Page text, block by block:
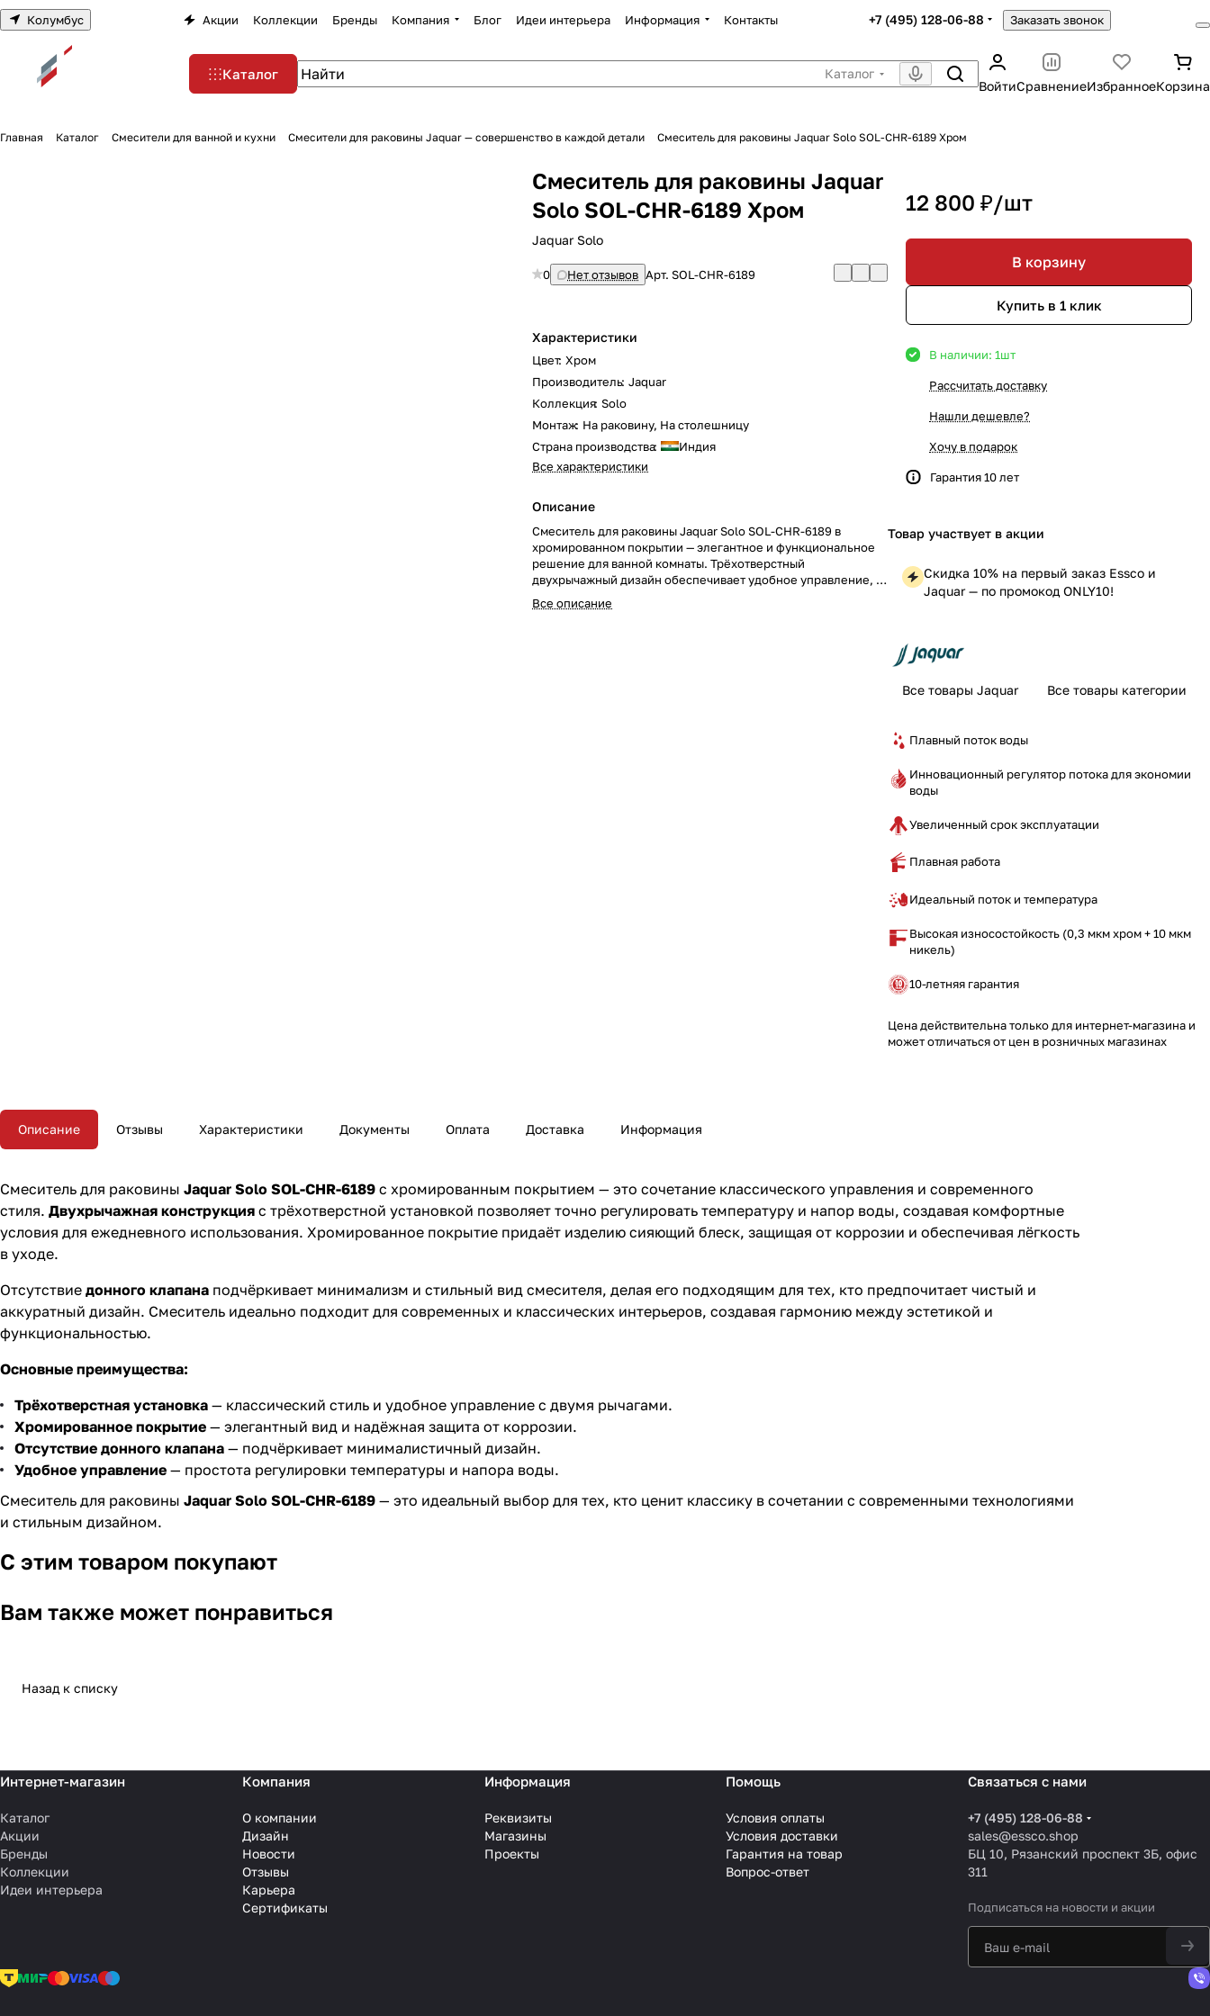
Колумбус Акции Коллекции Бренды Компания Блог Идеи интерьера Информация Контакты +7 (495) 128-06-88 Заказать звонок
Каталог
Каталог
ВойтиСравнениеИзбранноеКорзина
Главная Каталог Смесители для ванной и кухни Смесители для раковины Jaquar — совершенство в каждой детали Смеситель для раковины Jaquar Solo SOL-CHR-6189 Хром
Смеситель для раковины Jaquar
Solo SOL-CHR-6189 Хром
Jaquar Solo
0 Нет отзывов Арт. SOL-CHR-6189
Характеристики
Цвет: Хром
Производитель: Jaquar
Коллекция: Solo
Монтаж: На раковину, На столешницу
Страна производства:
Индия
Все характеристики
Описание
Смеситель для раковины Jaquar Solo SOL-CHR-6189 в
хромированном покрытии — элегантное и функциональное
решение для ванной комнаты. Трёхотверстный
двухрычажный дизайн обеспечивает удобное управление, а
отсутствие донного клапана делает изделие ещё более
стильным и минималистичным.
Все описание
12 800 ₽/шт
В корзину
Купить в 1 клик
В наличии: 1шт
Рассчитать доставку
Нашли дешевле?
Хочу в подарок
Гарантия 10 лет
Товар участвует в акции
Скидка 10% на первый заказ Essco и
Jaquar — по промокод ONLY10!
Все товары Jaquar Все товары категории
Плавный поток воды
Инновационный регулятор потока для экономии
воды
Увеличенный срок эксплуатации
Плавная работа
Идеальный поток и температура
Высокая износостойкость (0,3 мкм хром + 10 мкм
никель)
10-летняя гарантия
Цена действительна только для интернет-магазина и
может отличаться от цен в розничных магазинах
Описание Отзывы Характеристики Документы Оплата Доставка Информация
Смеситель для раковины Jaquar Solo SOL-CHR-6189 с хромированным покрытием — это сочетание классического управления и современного
стиля. Двухрычажная конструкция с трёхотверстной установкой позволяет точно регулировать температуру и напор воды, создавая комфортные
условия для ежедневного использования. Хромированное покрытие придаёт изделию сияющий блеск, защищая от коррозии и обеспечивая лёгкость
в уходе.
Отсутствие донного клапана подчёркивает минимализм и стильный вид смесителя, делая его подходящим для тех, кто предпочитает чистый и
аккуратный дизайн. Смеситель идеально подходит для современных и классических интерьеров, создавая гармонию между эстетикой и
функциональностью.
Основные преимущества:
Трёхотверстная установка — классический стиль и удобное управление с двумя рычагами.
Хромированное покрытие — элегантный вид и надёжная защита от коррозии.
Отсутствие донного клапана — подчёркивает минималистичный дизайн.
Удобное управление — простота регулировки температуры и напора воды.
Смеситель для раковины Jaquar Solo SOL-CHR-6189 — это идеальный выбор для тех, кто ценит классику в сочетании с современными технологиями
и стильным дизайном.
С этим товаром покупают
Вам также может понравиться
Назад к списку
Интернет-магазин
Каталог
Акции
Бренды
Коллекции
Идеи интерьера
Компания
О компании
Дизайн
Новости
Отзывы
Карьера
Сертификаты
Информация
Реквизиты
Магазины
Проекты
Помощь
Условия оплаты
Условия доставки
Гарантия на товар
Вопрос-ответ
Связаться с нами
+7 (495) 128-06-88
sales@essco.shop
БЦ 10, Рязанский проспект 3Б, офис
311
Подписаться на новости и акции